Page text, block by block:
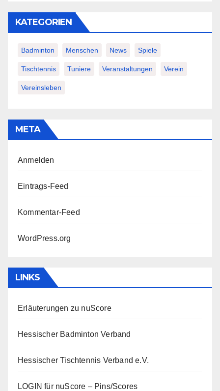
KATEGORIEN
Badminton Menschen News Spiele
Tischtennis Tuniere Veranstaltungen Verein
Vereinsleben
META
Anmelden
Eintrags-Feed
Kommentar-Feed
WordPress.org
LINKS
Erläuterungen zu nuScore
Hessischer Badminton Verband
Hessischer Tischtennis Verband e.V.
LOGIN für nuScore – Pins/Scores